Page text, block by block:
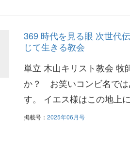
369 時代を見る眼 次世代
じて生きる教会
単立 木山キリスト教会
か？ お笑いコンビ名では
す。 イエス様はこの地上
掲載号： 2025年06月号